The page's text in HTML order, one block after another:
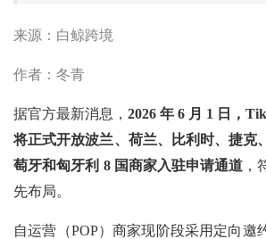
来源：白鲸跨境
作者：冬青
据官方最新消息， 2026 年 6 月 1 日，
将正式开放波兰、荷兰、比利时、捷克
萄牙和匈牙利 8 国商家入驻申请通道 ，
先布局。
自运营（POP）商家现阶段采用定向邀